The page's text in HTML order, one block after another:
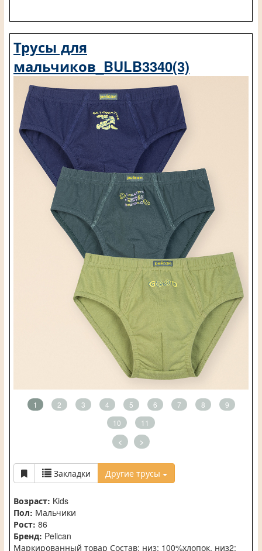
Трусы для
мальчиков_BULB3340(3)
1 2 3 4 5 6 7 8
9
10
11
< >
Закладки Другие трусы
Возраст: Kids
Пол: Мальчики
Рост: 86
Бренд: Pelican
Маркированный товар Состав: низ: 100%хлопок, низ2: